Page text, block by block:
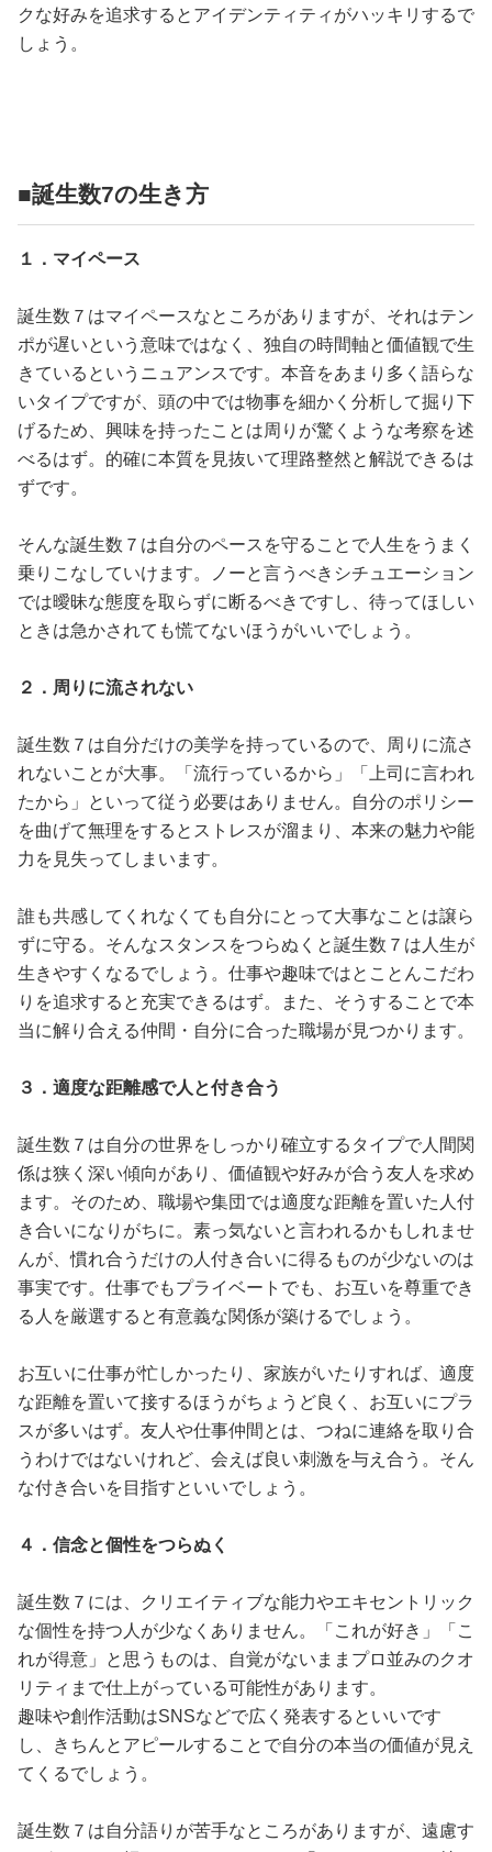
クな好みを追求するとアイデンティティがハッキリするで
しょう。
■誕生数7の生き方
１．マイペース
誕生数７はマイペースなところがありますが、それはテン
ポが遅いという意味ではなく、独自の時間軸と価値観で生
きているというニュアンスです。本音をあまり多く語らな
いタイプですが、頭の中では物事を細かく分析して掘り下
げるため、興味を持ったことは周りが驚くような考察を述
べるはず。的確に本質を見抜いて理路整然と解説できるは
ずです。
そんな誕生数７は自分のペースを守ることで人生をうまく
乗りこなしていけます。ノーと言うべきシチュエーション
では曖昧な態度を取らずに断るべきですし、待ってほしい
ときは急かされても慌てないほうがいいでしょう。
２．周りに流されない
誕生数７は自分だけの美学を持っているので、周りに流さ
れないことが大事。「流行っているから」「上司に言われ
たから」といって従う必要はありません。自分のポリシー
を曲げて無理をするとストレスが溜まり、本来の魅力や能
力を見失ってしまいます。
誰も共感してくれなくても自分にとって大事なことは譲ら
ずに守る。そんなスタンスをつらぬくと誕生数７は人生が
生きやすくなるでしょう。仕事や趣味ではとことんこだわ
りを追求すると充実できるはず。また、そうすることで本
当に解り合える仲間・自分に合った職場が見つかります。
３．適度な距離感で人と付き合う
誕生数７は自分の世界をしっかり確立するタイプで人間関
係は狭く深い傾向があり、価値観や好みが合う友人を求め
ます。そのため、職場や集団では適度な距離を置いた人付
き合いになりがちに。素っ気ないと言われるかもしれませ
んが、慣れ合うだけの人付き合いに得るものが少ないのは
事実です。仕事でもプライベートでも、お互いを尊重でき
る人を厳選すると有意義な関係が築けるでしょう。
お互いに仕事が忙しかったり、家族がいたりすれば、適度
な距離を置いて接するほうがちょうど良く、お互いにプラ
スが多いはず。友人や仕事仲間とは、つねに連絡を取り合
うわけではないけれど、会えば良い刺激を与え合う。そん
な付き合いを目指すといいでしょう。
４．信念と個性をつらぬく
誕生数７には、クリエイティブな能力やエキセントリック
な個性を持つ人が少なくありません。「これが好き」「こ
れが得意」と思うものは、自覚がないままプロ並みのクオ
リティまで仕上がっている可能性があります。
趣味や創作活動はSNSなどで広く発表するといいです
し、きちんとアピールすることで自分の本当の価値が見え
てくるでしょう。
誕生数７は自分語りが苦手なところがありますが、遠慮す